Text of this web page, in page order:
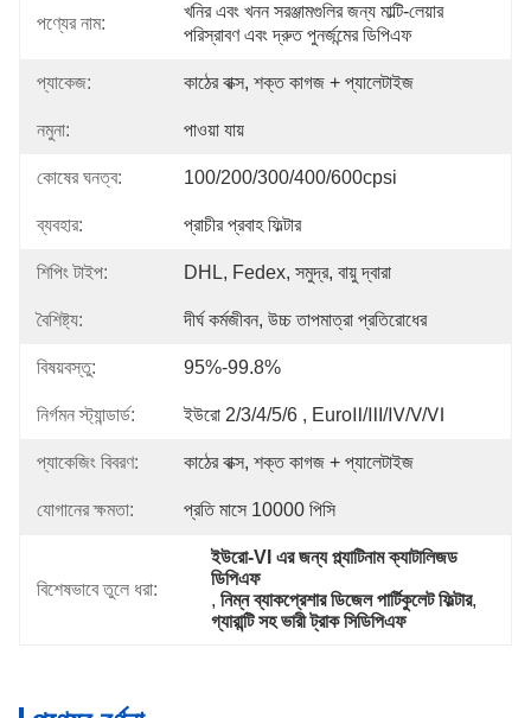
পণ্যের নাম:
খনির এবং খনন সরঞ্জামগুলির জন্য মাল্টি-লেয়ার
পরিস্রাবণ এবং দ্রুত পুনর্জন্মের ডিপিএফ
প্যাকেজ: কাঠের বাক্স, শক্ত কাগজ + প্যালেটাইজ
নমুনা: পাওয়া যায়
কোষের ঘনত্ব: 100/200/300/400/600cpsi
ব্যবহার: প্রাচীর প্রবাহ ফিল্টার
শিপিং টাইপ: DHL, Fedex, সমুদ্র, বায়ু দ্বারা
বৈশিষ্ট্য: দীর্ঘ কর্মজীবন, উচ্চ তাপমাত্রা প্রতিরোধের
বিষয়বস্তু: 95%-99.8%
নির্গমন স্ট্যান্ডার্ড: ইউরো 2/3/4/5/6 , EuroⅡ/Ⅲ/Ⅳ/Ⅴ/Ⅵ
প্যাকেজিং বিবরণ: কাঠের বাক্স, শক্ত কাগজ + প্যালেটাইজ
যোগানের ক্ষমতা: প্রতি মাসে 10000 পিসি
বিশেষভাবে তুলে ধরা:
ইউরো-VI এর জন্য প্ল্যাটিনাম ক্যাটালিজড
ডিপিএফ
, নিম্ন ব্যাকপ্রেশার ডিজেল পার্টিকুলেট ফিল্টার,
গ্যারান্টি সহ ভারী ট্রাক সিডিপিএফ